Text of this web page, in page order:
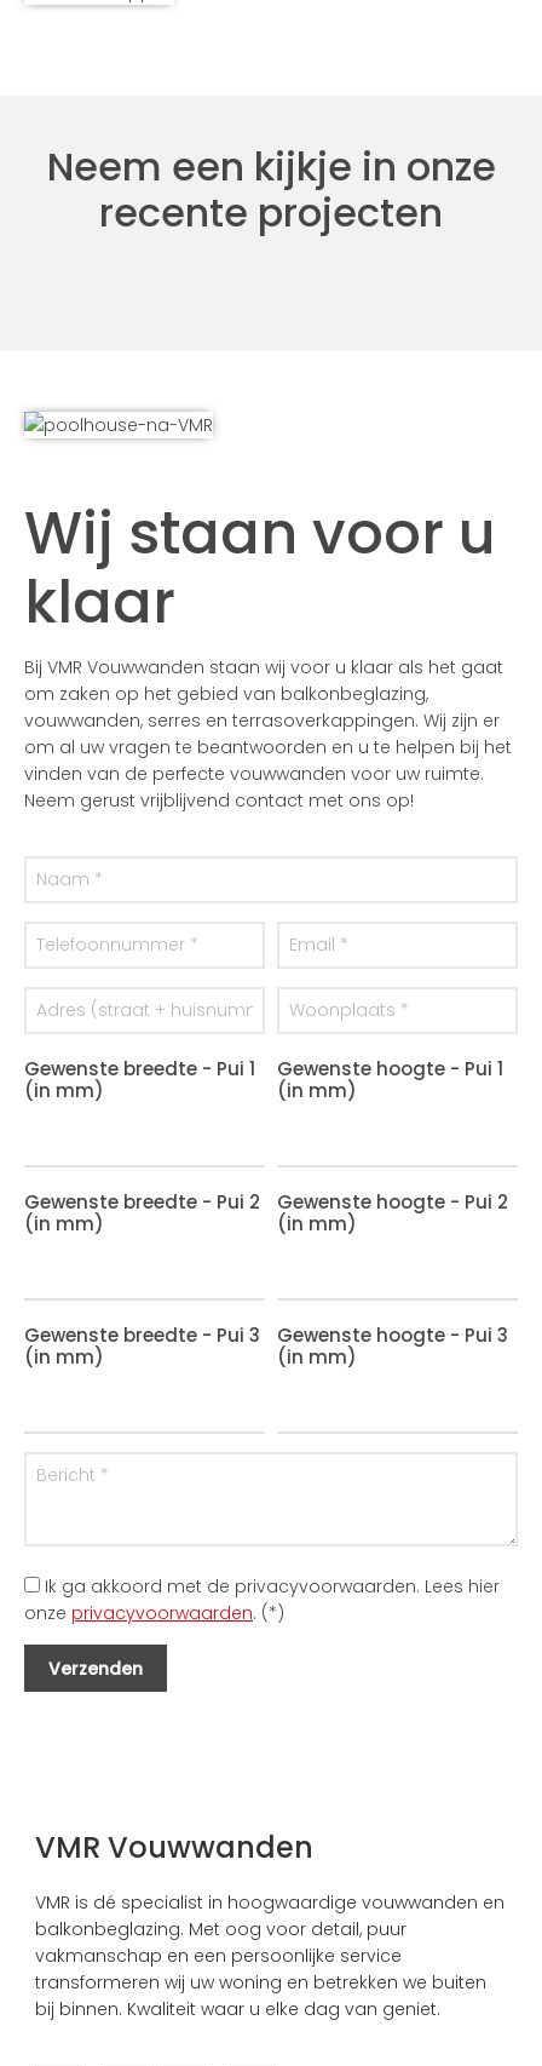
Neem een kijkje in onze
recente projecten
Wij staan voor u
klaar
Bij VMR Vouwwanden staan wij voor u klaar als het gaat
om zaken op het gebied van balkonbeglazing,
vouwwanden, serres en terrasoverkappingen. Wij zijn er
om al uw vragen te beantwoorden en u te helpen bij het
vinden van de perfecte vouwwanden voor uw ruimte.
Neem gerust vrijblijvend contact met ons op!
Gewenste breedte - Pui 1
(in mm)
Gewenste hoogte - Pui 1
(in mm)
Gewenste breedte - Pui 2
(in mm)
Gewenste hoogte - Pui 2
(in mm)
Gewenste breedte - Pui 3
(in mm)
Gewenste hoogte - Pui 3
(in mm)
Ik ga akkoord met de privacyvoorwaarden. Lees hier
onze privacyvoorwaarden. (*)
VMR Vouwwanden
VMR is dé specialist in hoogwaardige vouwwanden en
balkonbeglazing. Met oog voor detail, puur
vakmanschap en een persoonlijke service
transformeren wij uw woning en betrekken we buiten
bij binnen. Kwaliteit waar u elke dag van geniet.